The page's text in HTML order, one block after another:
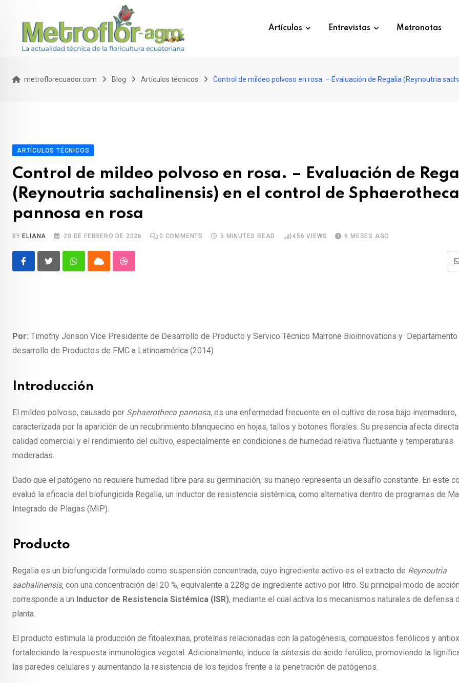
Artículos Entrevistas Metronotas
metroflorecuador.com Blog Artículos técnicos Control de mildeo polvoso en rosa. – Evaluación de Regalia (Reynoutria
ARTÍCULOS TÉCNICOS
Control de mildeo polvoso en rosa. – Evaluación de
(Reynoutria sachalinensis) en el control de Sphaerotheca
pannosa en rosa
BY ELIANA 20 DE FEBRERO DE 2026 0 COMMENTS 5 MINUTES READ 456 VIEWS 6 MESES AGO
WhatsappCloud StumbleUpon
Por: Timothy Jonson Vice Presidente de Desarrollo de Producto y Servico Técnico Marrone Bioinnovations y
desarrollo de Productos de FMC a Latinoamérica (2014)
Introducción
El mildeo polvoso, causado por Sphaerotheca pannosa, es una enfermedad frecuente en el cultivo de rosa bajo invernadero,
caracterizada por la aparición de un recubrimiento blanquecino en hojas, tallos y botones florales. Su presencia afecta
calidad comercial y el rendimiento del cultivo, especialmente en condiciones de humedad relativa fluctuante y temperaturas
moderadas.
Dado que el patógeno no requiere humedad libre para su germinación, su manejo representa un desafío constante. En este
evaluó la eficacia del biofungicida Regalia, un inductor de resistencia sistémica, como alternativa dentro de programas de
Integrado de Plagas (MIP).
Producto
Regalia es un biofungicida formulado como suspensión concentrada, cuyo ingrediente activo es el extracto de Reynoutria
sachalinensis, con una concentración del 20 %, equivalente a 228g de ingrediente activo por litro. Su principal modo de
corresponde a un Inductor de Resistencia Sistémica (ISR), mediante el cual activa los mecanismos naturales de defensa
planta.
El producto estimula la producción de fitoalexinas, proteínas relacionadas con la patogénesis, compuestos fenólicos y
fortaleciendo la respuesta inmunológica vegetal. Adicionalmente, induce la síntesis de ácido ferúlico, promoviendo la
las paredes celulares y aumentando la resistencia de los tejidos frente a la penetración de patógenos.